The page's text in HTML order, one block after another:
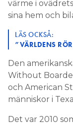
värme i
sina hem och
LÄS OCKSÅ:
”VÄRLDENS
Den
Without
och American
människor i
Det var 2010